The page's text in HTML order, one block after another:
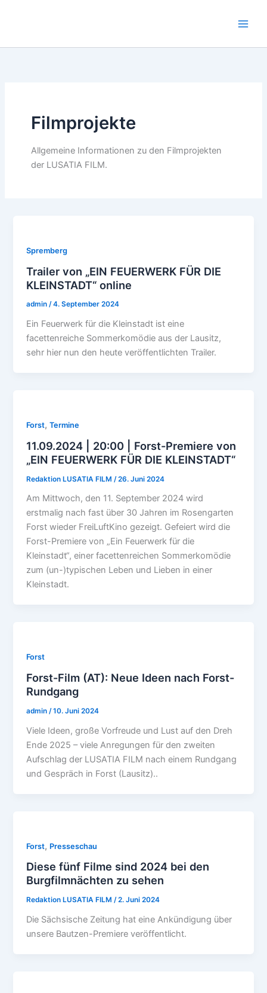
Filmprojekte
Allgemeine Informationen zu den Filmprojekten
der LUSATIA FILM.
Spremberg
Trailer von „EIN FEUERWERK FÜR DIE
KLEINSTADT“ online
admin/4. September 2024
Ein Feuerwerk für die Kleinstadt ist eine
facettenreiche Sommerkomödie aus der Lausitz,
sehr hier nun den heute veröffentlichten Trailer.
Forst,Termine
11.09.2024 | 20:00 | Forst-Premiere von
„EIN FEUERWERK FÜR DIE KLEINSTADT“
Redaktion LUSATIA FILM /26. Juni 2024
Am Mittwoch, den 11. September 2024 wird
erstmalig nach fast über 30 Jahren im Rosengarten
Forst wieder FreiLuftKino gezeigt. Gefeiert wird die
Forst-Premiere von „Ein Feuerwerk für die
Kleinstadt“, einer facettenreichen Sommerkomödie
zum (un-)typischen Leben und Lieben in einer
Kleinstadt.
Forst
Forst-Film (AT): Neue Ideen nach Forst-
Rundgang
admin /10. Juni 2024
Viele Ideen, große Vorfreude und Lust auf den Dreh
Ende 2025 – viele Anregungen für den zweiten
Aufschlag der LUSATIA FILM nach einem Rundgang
und Gespräch in Forst (Lausitz)..
Forst, Presseschau
Diese fünf Filme sind 2024 bei den
Burgfilmnächten zu sehen
Redaktion LUSATIA FILM/2. Juni 2024
Die Sächsische Zeitung hat eine Ankündigung über
unsere Bautzen-Premiere veröffentlicht.